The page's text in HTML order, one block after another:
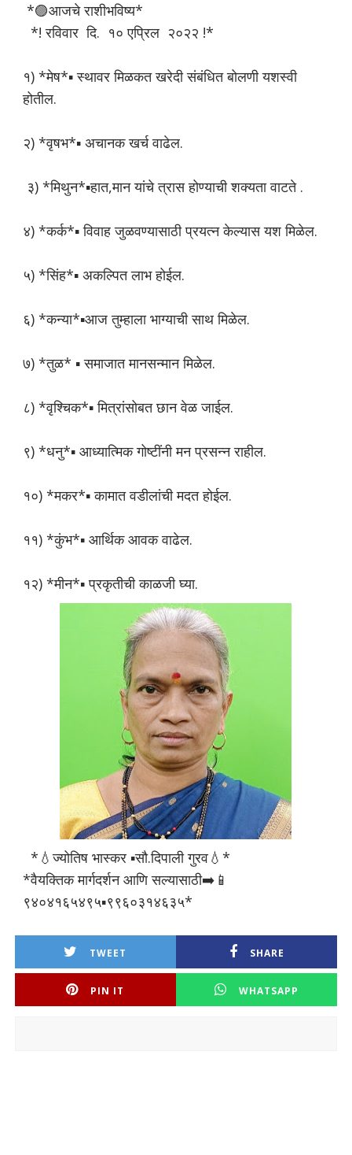
*🟣आजचे राशीभविष्य*
*! रविवार दि. १० एप्रिल २०२२ !*
१) *मेष*▪️ स्थावर मिळकत खरेदी संबंधित बोलणी यशस्वी
होतील.
२) *वृषभ*▪️ अचानक खर्च वाढेल.
३) *मिथुन*▪️हात,मान यांचे त्रास होण्याची शक्यता वाटते .
४) *कर्क*▪️ विवाह जुळवण्यासाठी प्रयत्न केल्यास यश मिळेल.
५) *सिंह*▪️ अकल्पित लाभ होईल.
६) *कन्या*▪️आज तुम्हाला भाग्याची साथ मिळेल.
७) *तुळ* ▪️ समाजात मानसन्मान मिळेल.
८) *वृश्चिक*▪️ मित्रांसोबत छान वेळ जाईल.
९) *धनु*▪️ आध्यात्मिक गोष्टींनी मन प्रसन्न राहील.
१०) *मकर*▪️ कामात वडीलांची मदत होईल.
११) *कुंभ*▪️ आर्थिक आवक वाढेल.
१२) *मीन*▪️ प्रकृतीची काळजी घ्या.
*💧ज्योतिष भास्कर ▪️सौ.दिपाली गुरव💧*
*वैयक्तिक मार्गदर्शन आणि सल्यासाठी➡️📱
९४०४१६५४९५▪️९९६०३१४६३५*
TWEET SHARE
PIN IT WHATSAPP